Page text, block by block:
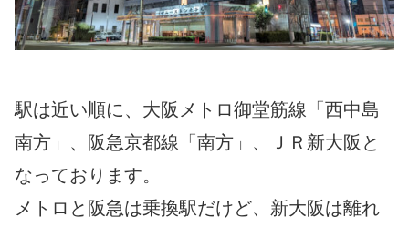
駅は近い順に、大阪メトロ御堂筋線「西中島
南方」、阪急京都線「南方」、ＪＲ新大阪と
なっております。
メトロと阪急は乗換駅だけど、新大阪は離れ